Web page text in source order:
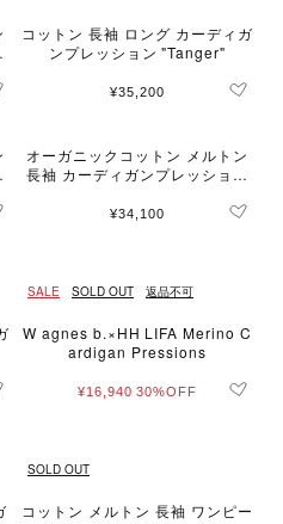
コットン 長袖 ロング カーディガ
ンプレッション "Tanger"
¥35,200
オーガニックコットン メルトン
長袖 カーディガンプレッション
¥34,100
SALE SOLD OUT 返品不可
W agnes b.×HH LIFA Merino C
ardigan Pressions
¥16,940 30%OFF
SOLD OUT
コットン メルトン 長袖 ワンピー